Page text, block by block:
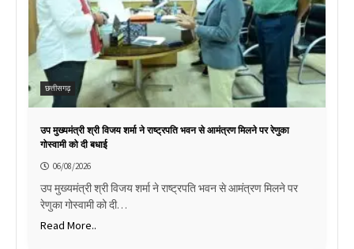
छत्तीसगढ़
उप मुख्यमंत्री श्री विजय शर्मा ने राष्ट्रपति भवन से आमंत्रण मिलने पर रेणुका
गोस्वामी को दी बधाई
06/08/2026
उप मुख्यमंत्री श्री विजय शर्मा ने राष्ट्रपति भवन से आमंत्रण मिलने पर
रेणुका गोस्वामी को दी…
Read More..